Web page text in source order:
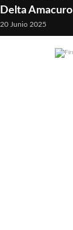
Delta Amacuro
20 Junio 2025